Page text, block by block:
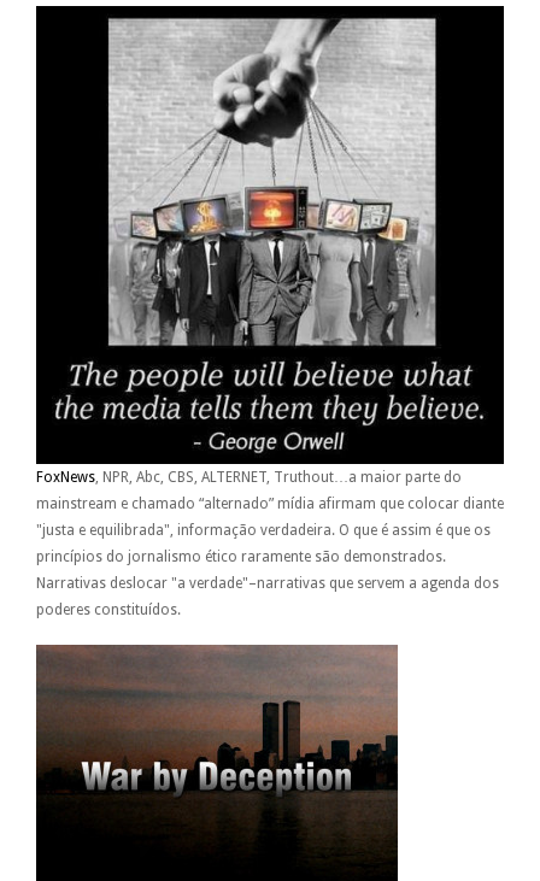
FoxNews, NPR, Abc, CBS, ALTERNET, Truthout…a maior parte do
mainstream e chamado “alternado” mídia afirmam que colocar diante
"justa e equilibrada", informação verdadeira. O que é assim é que os
princípios do jornalismo ético raramente são demonstrados.
Narrativas deslocar "a verdade"–narrativas que servem a agenda dos
poderes constituídos.